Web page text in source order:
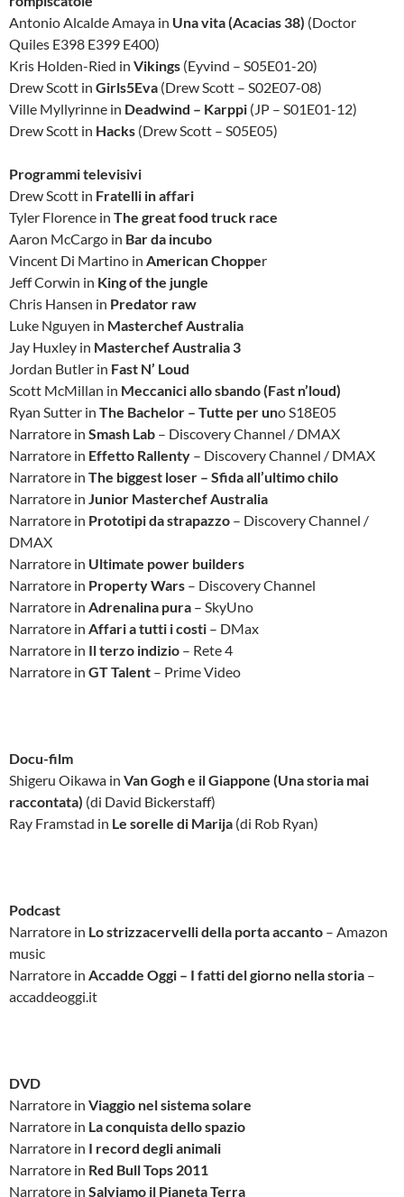
Antonio Alcalde Amaya in Una vita (Acacias 38) (Doctor
Quiles E398 E399 E400)
Kris Holden-Ried in Vikings (Eyvind – S05E01-20)
Drew Scott in Girls5Eva (Drew Scott – S02E07-08)
Ville Myllyrinne in Deadwind – Karppi (JP – S01E01-12)
Drew Scott in Hacks (Drew Scott – S05E05)
Programmi televisivi
Drew Scott in Fratelli in affari
Tyler Florence in The great food truck race
Aaron McCargo in Bar da incubo
Vincent Di Martino in American Chopper
Jeff Corwin in King of the jungle
Chris Hansen in Predator raw
Luke Nguyen in Masterchef Australia
Jay Huxley in Masterchef Australia 3
Jordan Butler in Fast N’ Loud
Scott McMillan in Meccanici allo sbando (Fast n’loud)
Ryan Sutter in The Bachelor – Tutte per uno S18E05
Narratore in Smash Lab – Discovery Channel / DMAX
Narratore in Effetto Rallenty – Discovery Channel / DMAX
Narratore in The biggest loser – Sfida all’ultimo chilo
Narratore in Junior Masterchef Australia
Narratore in Prototipi da strapazzo – Discovery Channel /
DMAX
Narratore in Ultimate power builders
Narratore in Property Wars – Discovery Channel
Narratore in Adrenalina pura – SkyUno
Narratore in Affari a tutti i costi – DMax
Narratore in Il terzo indizio – Rete 4
Narratore in GT Talent – Prime Video
Docu-film
Shigeru Oikawa in Van Gogh e il Giappone (Una storia mai
raccontata) (di David Bickerstaff)
Ray Framstad in Le sorelle di Marija (di Rob Ryan)
Podcast
Narratore in Lo strizzacervelli della porta accanto – Amazon
music
Narratore in Accadde Oggi – I fatti del giorno nella storia –
accaddeoggi.it
DVD
Narratore in Viaggio nel sistema solare
Narratore in La conquista dello spazio
Narratore in I record degli animali
Narratore in Red Bull Tops 2011
Narratore in Salviamo il Pianeta Terra